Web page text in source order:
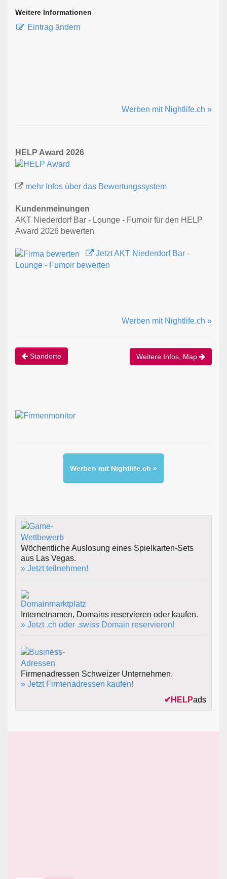
Weitere Informationen
Eintrag ändern
Werben mit Nightlife.ch »
HELP Award 2026
mehr Infos über das Bewertungssystem
Kundenmeinungen
AKT Niederdorf Bar - Lounge - Fumoir für den HELP
Award 2026 bewerten
Jetzt AKT Niederdorf Bar -
Lounge - Fumoir bewerten
Werben mit Nightlife.ch »
Standorte Weitere Infos, Map
Werben mit Nightlife.ch »
Wöchentliche Auslosung eines Spielkarten-Sets
aus Las Vegas.
» Jetzt teilnehmen!
Internetnamen, Domains reservieren oder kaufen.
» Jetzt .ch oder .swiss Domain reservieren!
Firmenadressen Schweizer Unternehmen.
» Jetzt Firmenadressen kaufen!
✔ HELPads